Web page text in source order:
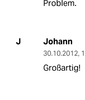
Problem.
J Johann
30.10.2012,
Großartig!